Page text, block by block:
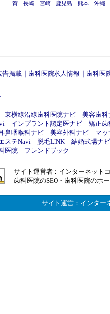
賀
長崎 宮崎 鹿児島 熊本 沖縄
告掲載 歯科医院求人情報 歯科医
東横線沿線歯科医院ナビ
美容歯科
インプラント認定医ナビ
矯正歯
鼻咽喉科ナビ 美容外科ナビ
マッ
ステNavi 脱毛LINK
結婚式場ナビ
医院 フレンドブック
サイト運営者： インターネット
歯科医院のSEO ・ 歯科医院のホ
サイト運営： インター